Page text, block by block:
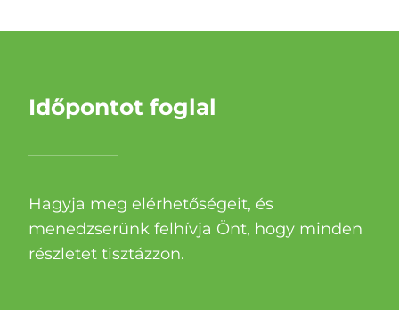
Időpontot foglal
Hagyja meg elérhetőségeit, és
menedzserünk felhívja Önt, hogy minden
részletet tisztázzon.